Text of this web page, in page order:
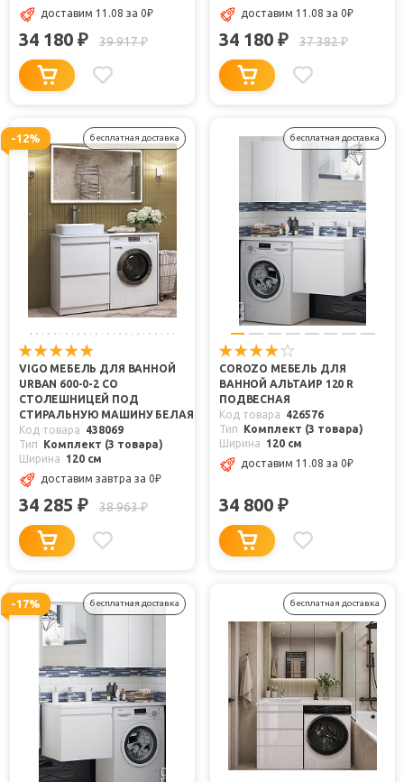
доставим 11.08 за 0₽
34 180 ₽ 39 917₽
доставим 11.08 за 0₽
34 180 ₽ 37 382₽
-12% бесплатная доставка
VIGO МЕБЕЛЬ ДЛЯ ВАННОЙ
URBAN 600-0-2 СО
СТОЛЕШНИЦЕЙ ПОД
СТИРАЛЬНУЮ МАШИНУ БЕЛАЯ
Код товара
438069
Тип
Комплект (3 товара)
Ширина
120 см
доставим завтра за 0₽
34 285 ₽ 38 963₽
бесплатная доставка
COROZO МЕБЕЛЬ ДЛЯ
ВАННОЙ АЛЬТАИР 120 R
ПОДВЕСНАЯ
Код товара
426576
Тип
Комплект (3 товара)
Ширина
120 см
доставим 11.08 за 0₽
34 800 ₽
-17% бесплатная доставка бесплатная доставка